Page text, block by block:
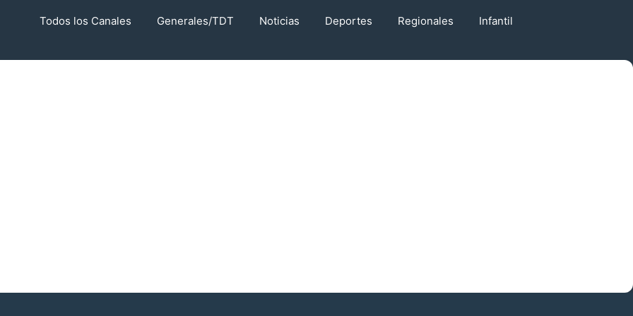
Todos los Canales Generales/TDT Noticias Deportes Regionales Infantil